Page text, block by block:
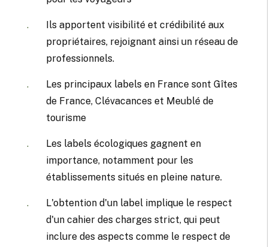
Ils apportent visibilité et crédibilité aux
propriétaires, rejoignant ainsi un réseau de
professionnels.
Les principaux labels en France sont Gîtes
de France, Clévacances et Meublé de
tourisme
Les labels écologiques gagnent en
importance, notamment pour les
établissements situés en pleine nature.
L'obtention d'un label implique le respect
d'un cahier des charges strict, qui peut
inclure des aspects comme le respect de